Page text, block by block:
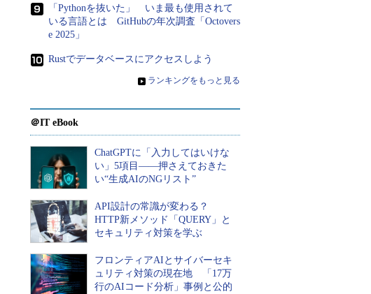
「Pythonを抜いた」 いま最も使用されて
いる言語とは GitHubの年次調査「Octovers
e 2025」
Rustでデータベースにアクセスしよう
» ランキングをもっと見る
＠IT eBook
ChatGPTに「入力してはいけな
い」5項目――押さえておきた
い“生成AIのNGリスト”
API設計の常識が変わる？
HTTP新メソッド「QUERY」と
セキュリティ対策を学ぶ
フロンティアAIとサイバーセキ
ュリティ対策の現在地 「17万
行のAIコード分析」事例と公的